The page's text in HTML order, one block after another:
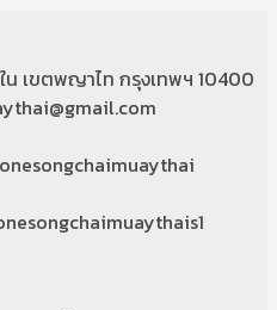
น เขตพญาไท กรุงเทพฯ 10400